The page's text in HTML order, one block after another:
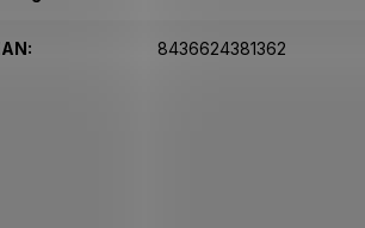
: 8436624381362